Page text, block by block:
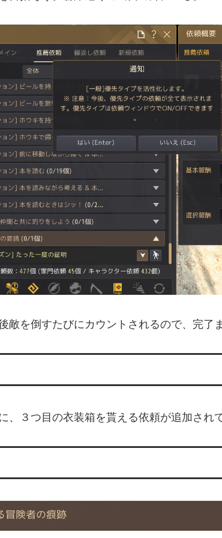
を倒すたびにカウントされるので、完了
３つ目の衣装箱を貰える依頼が追加され